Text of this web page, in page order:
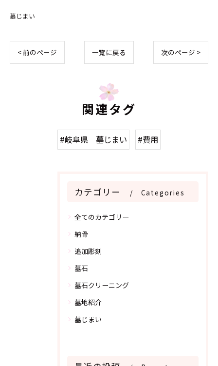
墓じまい
< 前のページ 一覧に戻る 次のページ >
関連タグ
#岐阜県 墓じまい #費用
カテゴリー Categories
全てのカテゴリー
納骨
追加彫刻
墓石
墓石クリーニング
墓地紹介
墓じまい